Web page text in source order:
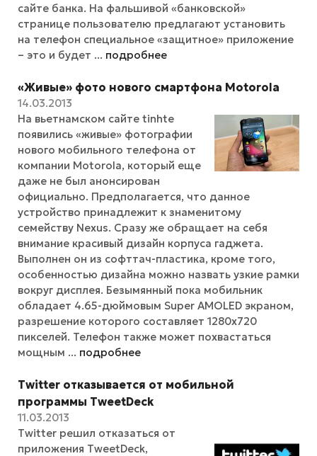
сайте банка. На фальшивой «банковской»
странице пользователю предлагают установить
на телефон специальное «защитное» приложение
– это и будет ... подробнее
«Живые» фото нового смартфона Motorola
14.03.2013
На вьетнамском сайте tinhte
появились «живые» фотографии
нового мобильного телефона от
компании Motorola, который еще
даже не был анонсирован
официально. Предполагается, что данное
устройство принадлежит к знаменитому
семейству Nexus. Сразу же обращает на себя
внимание красивый дизайн корпуса гаджета.
Выполнен он из софттач-пластика, кроме того,
особенностью дизайна можно назвать узкие рамки
вокруг дисплея. Безымянный пока мобильник
обладает 4.65-дюймовым Super AMOLED экраном,
разрешение которого составляет 1280х720
пикселей. Телефон также может похвастаться
мощным ... подробнее
Twitter отказывается от мобильной
программы TweetDeck
11.03.2013
Twitter решил отказаться от
приложения TweetDeck,